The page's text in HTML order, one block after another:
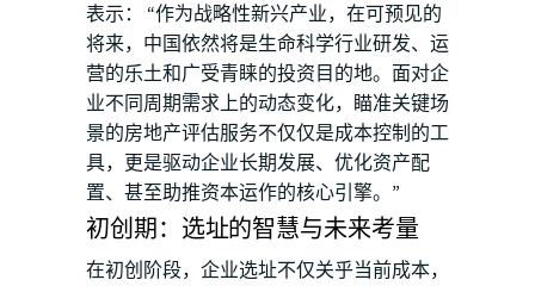
表示： “作为战略性新兴产业，在可预见的
将来，中国依然将是生命科学行业研发、运
营的乐土和广受青睐的投资目的地。面对企
业不同周期需求上的动态变化，瞄准关键场
景的房地产评估服务不仅仅是成本控制的工
具，更是驱动企业长期发展、优化资产配
置、甚至助推资本运作的核心引擎。”
初创期：选址的智慧与未来考量
在初创阶段，企业选址不仅关乎当前成本，